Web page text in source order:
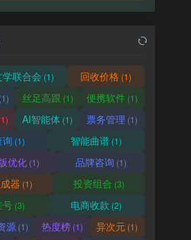
联合会 (1) 回收价格 (1)
(1) 丝足高跟 (1) 便携软件 (1)
AI智能体 (1) 票务管理 (1)
询 (1) 智能曲谱 (1)
优化 (1) 品牌咨询 (1)
器 (1) 投资组合 (3)
号 (3) 电商收款 (2)
源(1) 热度榜(1) 异次元 (1)